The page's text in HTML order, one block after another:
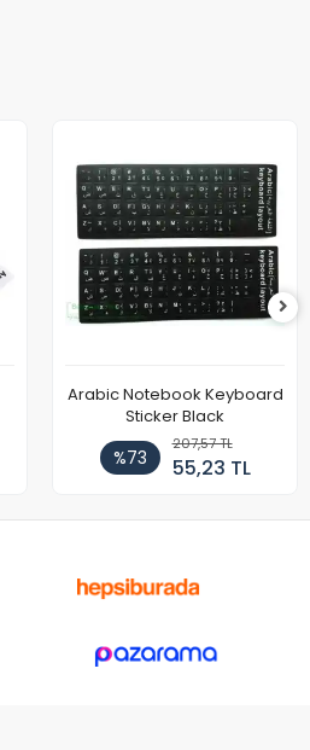
Arabic Notebook Keyboard
Sticker Black
%73
207,57 TL
55,23 TL